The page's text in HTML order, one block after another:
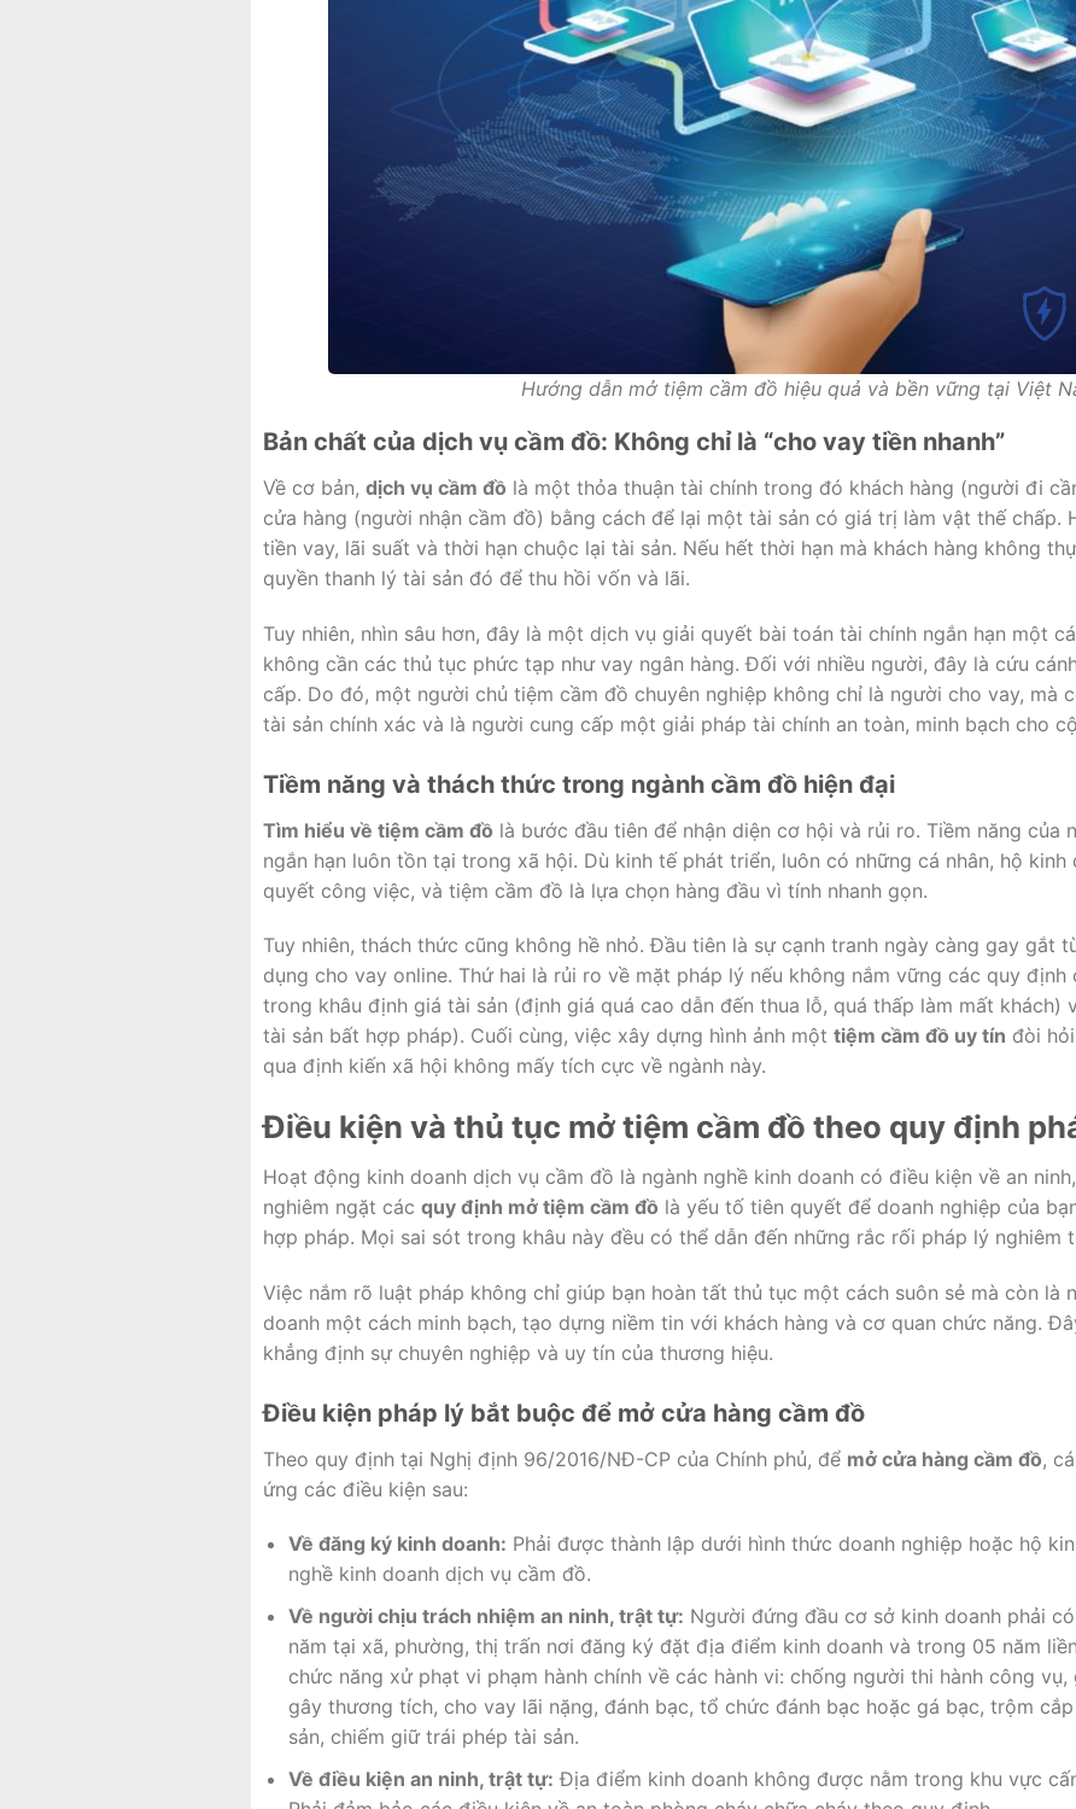
Hướng dẫn mở tiệm cầm đồ hiệu quả và bền vững tại Việt
Bản chất của dịch vụ cầm đồ: Không chỉ là “cho vay tiền nhanh”
Về cơ bản, dịch vụ cầm đồ là một thỏa thuận tài chính trong đó khách hàng (người đi
cửa hàng (người nhận cầm đồ) bằng cách để lại một tài sản có giá trị làm vật thế chấp.
tiền vay, lãi suất và thời hạn chuộc lại tài sản. Nếu hết thời hạn mà khách hàng không
quyền thanh lý tài sản đó để thu hồi vốn và lãi.
Tuy nhiên, nhìn sâu hơn, đây là một dịch vụ giải quyết bài toán tài chính ngắn hạn một
không cần các thủ tục phức tạp như vay ngân hàng. Đối với nhiều người, đây là cứu
cấp. Do đó, một người chủ tiệm cầm đồ chuyên nghiệp không chỉ là người cho vay, mà
tài sản chính xác và là người cung cấp một giải pháp tài chính an toàn, minh bạch cho
Tiềm năng và thách thức trong ngành cầm đồ hiện đại
Tìm hiểu về tiệm cầm đồ là bước đầu tiên để nhận diện cơ hội và rủi ro. Tiềm năng của
ngắn hạn luôn tồn tại trong xã hội. Dù kinh tế phát triển, luôn có những cá nhân, hộ
quyết công việc, và tiệm cầm đồ là lựa chọn hàng đầu vì tính nhanh gọn.
Tuy nhiên, thách thức cũng không hề nhỏ. Đầu tiên là sự cạnh tranh ngày càng gay gắt
dụng cho vay online. Thứ hai là rủi ro về mặt pháp lý nếu không nắm vững các quy định
trong khâu định giá tài sản (định giá quá cao dẫn đến thua lỗ, quá thấp làm mất khách)
tài sản bất hợp pháp). Cuối cùng, việc xây dựng hình ảnh một tiệm cầm đồ uy tín đòi
qua định kiến xã hội không mấy tích cực về ngành này.
Điều kiện và thủ tục mở tiệm cầm đồ theo quy định
Hoạt động kinh doanh dịch vụ cầm đồ là ngành nghề kinh doanh có điều kiện về an
nghiêm ngặt các quy định mở tiệm cầm đồ là yếu tố tiên quyết để doanh nghiệp của
hợp pháp. Mọi sai sót trong khâu này đều có thể dẫn đến những rắc rối pháp lý nghiêm
Việc nắm rõ luật pháp không chỉ giúp bạn hoàn tất thủ tục một cách suôn sẻ mà còn là
doanh một cách minh bạch, tạo dựng niềm tin với khách hàng và cơ quan chức năng.
khẳng định sự chuyên nghiệp và uy tín của thương hiệu.
Điều kiện pháp lý bắt buộc để mở cửa hàng cầm đồ
Theo quy định tại Nghị định 96/2016/NĐ-CP của Chính phủ, để mở cửa hàng cầm đồ,
ứng các điều kiện sau:
Về đăng ký kinh doanh: Phải được thành lập dưới hình thức doanh nghiệp hoặc hộ
nghề kinh doanh dịch vụ cầm đồ.
Về người chịu trách nhiệm an ninh, trật tự: Người đứng đầu cơ sở kinh doanh phải
năm tại xã, phường, thị trấn nơi đăng ký đặt địa điểm kinh doanh và trong 05 năm
chức năng xử phạt vi phạm hành chính về các hành vi: chống người thi hành công
gây thương tích, cho vay lãi nặng, đánh bạc, tổ chức đánh bạc hoặc gá bạc, trộm
sản, chiếm giữ trái phép tài sản.
Về điều kiện an ninh, trật tự: Địa điểm kinh doanh không được nằm trong khu vực